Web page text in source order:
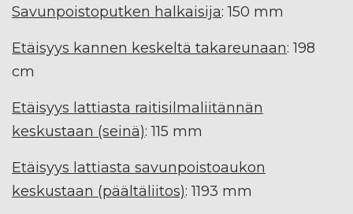
Savunpoistoputken halkaisija: 150 mm
Etäisyys kannen keskeltä takareunaan: 198
cm
Etäisyys lattiasta raitisilmaliitännän
keskustaan (seinä): 115 mm
Etäisyys lattiasta savunpoistoaukon
keskustaan (päältäliitos): 1193 mm